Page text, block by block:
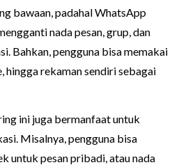
bawaan, padahal WhatsApp
nada pesan, grup, dan
Bahkan, pengguna bisa memakai
hingga rekaman sendiri sebagai
ini juga bermanfaat untuk
Misalnya, pengguna bisa
untuk pesan pribadi, atau nada